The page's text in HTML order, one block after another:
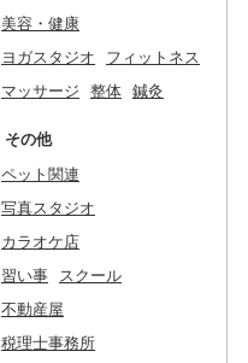
美容・健康
ヨガスタジオ
フィットネス
マッサージ
整体 鍼灸
その他
ペット関連
写真スタジオ
カラオケ店
習い事
スクール
不動産屋
税理士事務所